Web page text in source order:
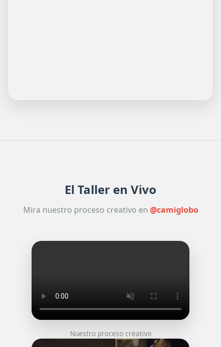
El Taller en Vivo
Mira nuestro proceso creativo en @camiglobo
Nuestro proceso creativo